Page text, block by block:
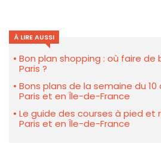
À LIRE AUSSI
Bon plan shopping : où faire de
Paris ?
Bons plans de la semaine du 10
Paris et en Île-de-France
Le guide des courses à pied et
Paris et en Île-de-France